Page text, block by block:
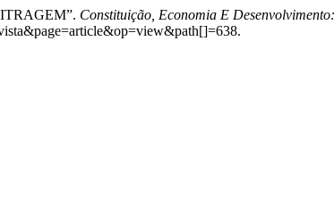
Constituição, Economia E